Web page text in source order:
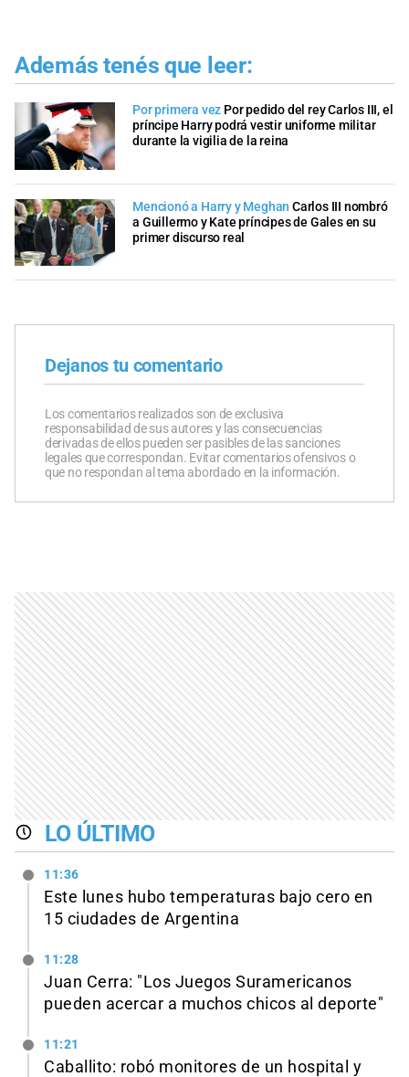
Además tenés que leer:
Por primera vez Por pedido del rey Carlos III, el
príncipe Harry podrá vestir uniforme militar
durante la vigilia de la reina
Mencionó a Harry y Meghan Carlos III nombró
a Guillermo y Kate príncipes de Gales en su
primer discurso real
Dejanos tu comentario
Los comentarios realizados son de exclusiva
responsabilidad de sus autores y las consecuencias
derivadas de ellos pueden ser pasibles de las sanciones
legales que correspondan. Evitar comentarios ofensivos o
que no respondan al tema abordado en la información.
LO ÚLTIMO
11:36
Este lunes hubo temperaturas bajo cero en
15 ciudades de Argentina
11:28
Juan Cerra: "Los Juegos Suramericanos
pueden acercar a muchos chicos al deporte"
11:21
Caballito: robó monitores de un hospital y